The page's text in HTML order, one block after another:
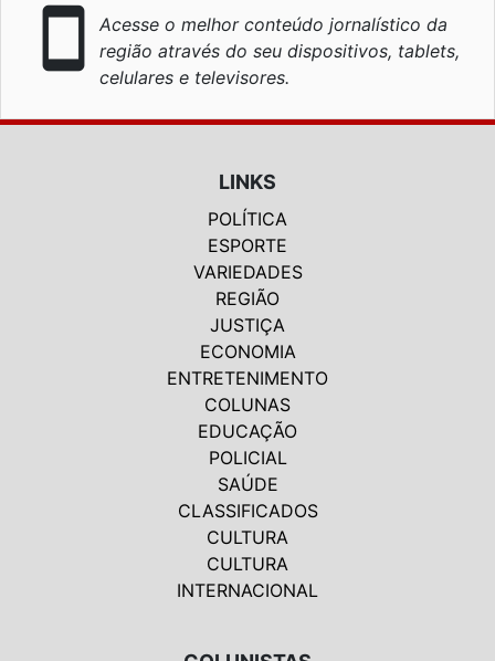
smartphone
Acesse o melhor conteúdo jornalístico da
região através do seu dispositivos, tablets,
celulares e televisores.
LINKS
POLÍTICA
ESPORTE
VARIEDADES
REGIÃO
JUSTIÇA
ECONOMIA
ENTRETENIMENTO
COLUNAS
EDUCAÇÃO
POLICIAL
SAÚDE
CLASSIFICADOS
CULTURA
CULTURA
INTERNACIONAL